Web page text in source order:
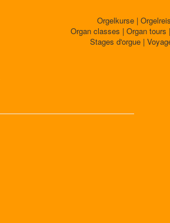
Orgelkurse |
Organ classes | Organ tours
Stages d'orgue |